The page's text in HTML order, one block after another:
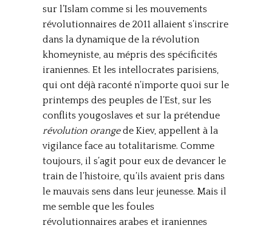
sur l’Islam comme si les mouvements
révolutionnaires de 2011 allaient s’inscrire
dans la dynamique de la révolution
khomeyniste, au mépris des spécificités
iraniennes. Et les intellocrates parisiens,
qui ont déjà raconté n’importe quoi sur le
printemps des peuples de l’Est, sur les
conflits yougoslaves et sur la prétendue
révolution orangede Kiev, appellent à la
vigilance face au totalitarisme. Comme
toujours, il s’agit pour eux de devancer le
train de l’histoire, qu’ils avaient pris dans
le mauvais sens dans leur jeunesse. Mais il
me semble que les foules
révolutionnaires arabes et iraniennes